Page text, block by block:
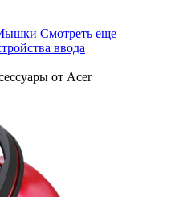
Смотреть еще
ввода
от Acer